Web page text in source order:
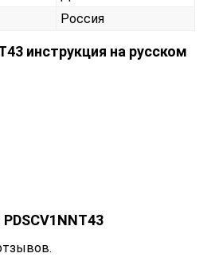
Россия
инструкция на русском